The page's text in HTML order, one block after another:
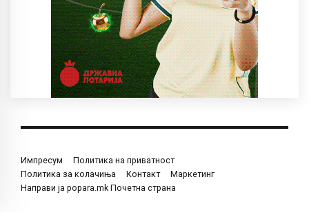
Импресум
Политика на приватност
Политика за колачиња
Контакт
Маркетинг
Направи ја popara.mk Почетна страна